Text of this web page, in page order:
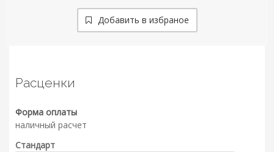
Добавить в избраное
Расценки
Форма оплаты
наличный расчет
Стандарт